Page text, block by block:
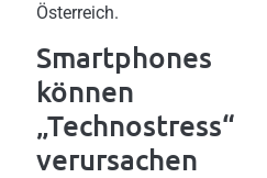
Österreich.
Smartphones
können
„Technostress“
verursachen